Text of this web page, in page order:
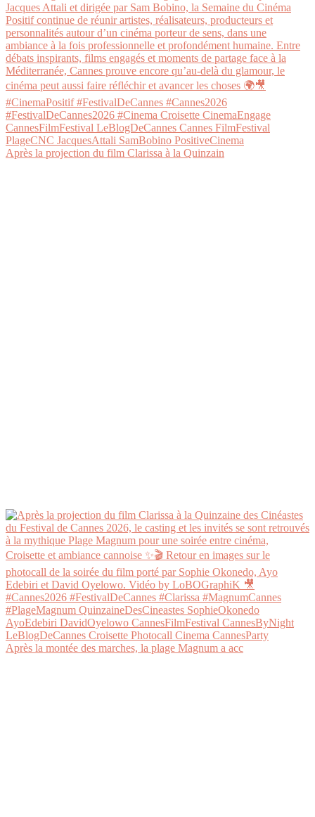
Après la projection du film Clarissa à la Quinzain
Après la montée des marches, la plage Magnum a acc